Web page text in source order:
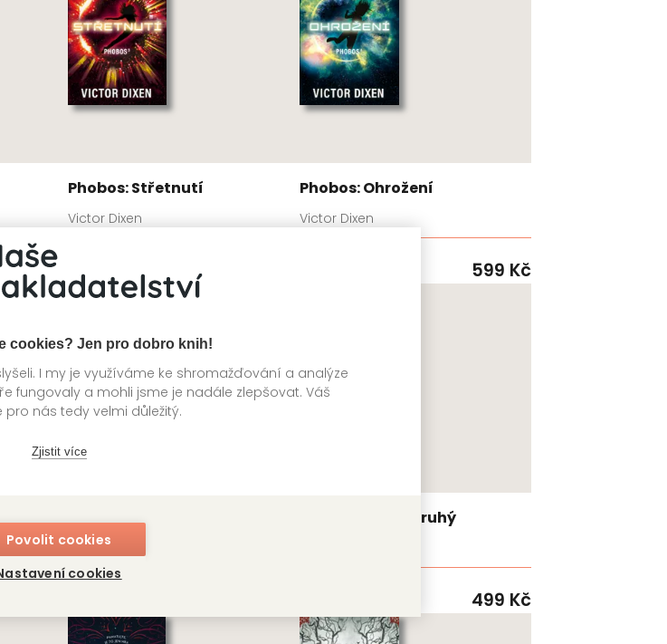
cookies? Jen pro dobro knih!
I my je využíváme ke shromažďování a analýze
fungovaly a mohli jsme je nadále zlepšovat. Váš
pro nás tedy velmi důležitý.
Zjistit více
Povolit cookies
cookies
399 Kč
Phobos: Střetnutí
Victor Dixen
Skladem
Phobos: Ohrožení
Victor Dixen
599 Kč
Stella Tack
Zajatkyně: Díl druhý
499 Kč